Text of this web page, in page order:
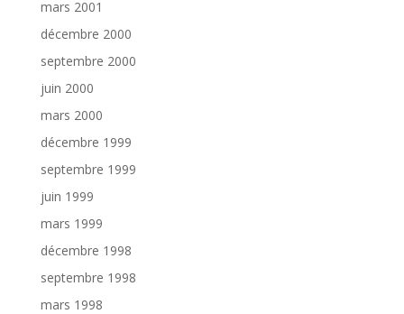
mars 2001
décembre 2000
septembre 2000
juin 2000
mars 2000
décembre 1999
septembre 1999
juin 1999
mars 1999
décembre 1998
septembre 1998
mars 1998